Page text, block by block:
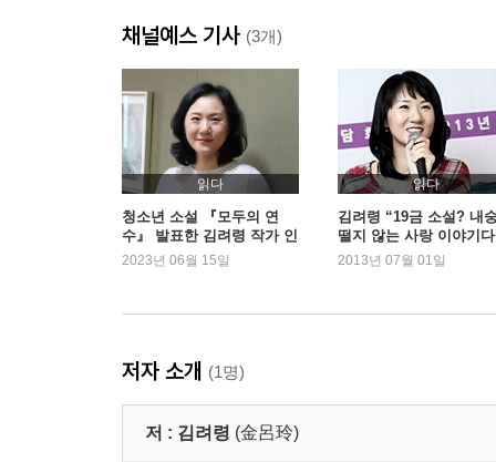
9 옐로카드
작가의 말
채널예스 기사 (3개)
읽다
청소년 소설 『모두의 연
수』 발표한 김려령 작가 인
터뷰
2023년 06월 15일
읽다
김려령 “19금 소설? 내
떨지 않는 사랑 이야기
2013년 07월 01일
저자 소개 (1명)
저 : 김려령 (金呂玲)